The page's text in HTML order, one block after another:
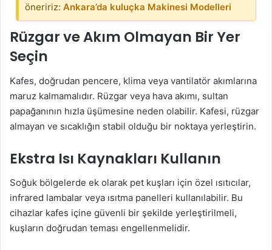
öneririz: Ankara’da kuluçka Makinesi Modelleri
Rüzgar ve Akım Olmayan Bir Yer
Seçin
Kafes, doğrudan pencere, klima veya vantilatör akımlarına
maruz kalmamalıdır. Rüzgar veya hava akımı, sultan
papağanının hızla üşümesine neden olabilir. Kafesi, rüzgar
almayan ve sıcaklığın stabil olduğu bir noktaya yerleştirin.
Ekstra Isı Kaynakları Kullanın
Soğuk bölgelerde ek olarak pet kuşları için özel ısıtıcılar,
infrared lambalar veya ısıtma panelleri kullanılabilir. Bu
cihazlar kafes içine güvenli bir şekilde yerleştirilmeli,
kuşların doğrudan teması engellenmelidir.